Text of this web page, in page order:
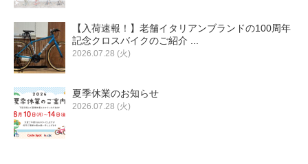
【入荷速報！】老舗イタリアンブランドの100周年
記念クロスバイクのご紹介 ...
2026.07.28 (火)
夏季休業のお知らせ
2026.07.28 (火)